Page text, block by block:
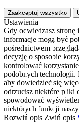
Zaakceptuj wszystko
Ustawienia
Gdy odwiedzasz stronę
informacje mogą być
pośrednictwem
decyzję o sposobie
kontrolować
podobnych technologii.
aby dowiedzieć się
odrzucisz niektóre pliki
spowodować
niektórych funkcji
Rozwiń opis Zwiń opis